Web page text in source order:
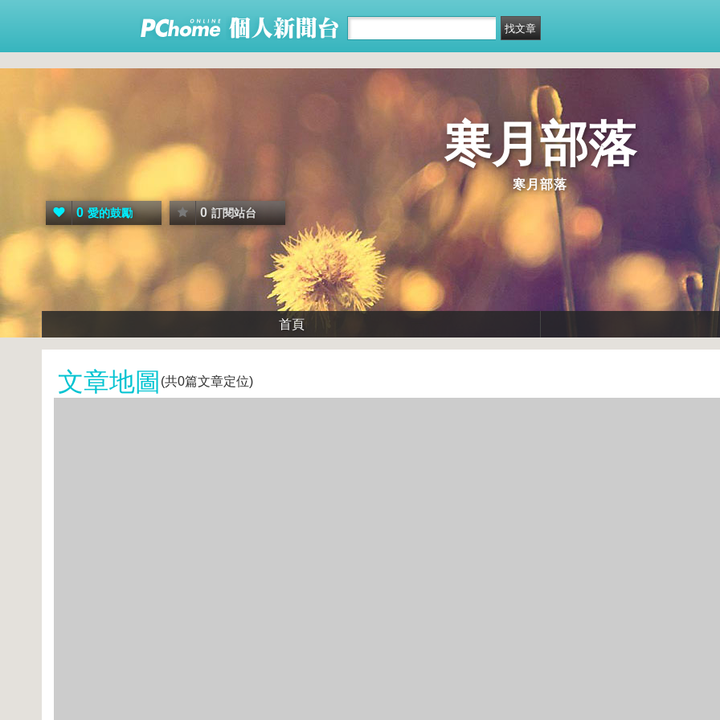
寒月部落
寒月部落
0 愛的鼓勵 0 訂閱站台
首頁
文章地圖 (共0篇文章定位)